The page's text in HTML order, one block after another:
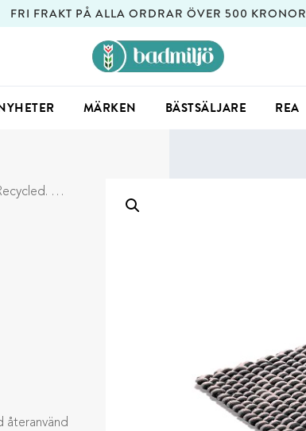
FRI FRAKT PÅ ALLA ORDRAR ÖVER 500 KRONOR
MÄRKEN BÄSTSÄLJARE REA
Natur
återanvänd